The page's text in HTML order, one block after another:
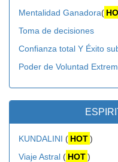
Mentalidad Ganadora(
Toma de decisiones
Confianza total Y Éxito
Poder de Voluntad
KUNDALINI ( HOT )
Viaje Astral ( HOT )